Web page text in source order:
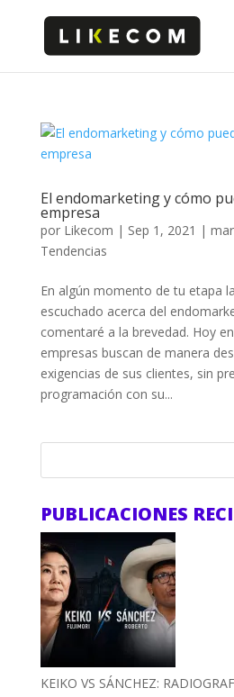
El endomarketing y cómo
empresa
por Likecom | Sep 1, 2021 |
Tendencias
En algún momento de tu etapa
escuchado acerca del
comentaré a la brevedad. Hoy
empresas buscan de manera
exigencias de sus clientes, sin
programación con su...
PUBLICACIONES
KEIKO VS SÁNCHEZ: